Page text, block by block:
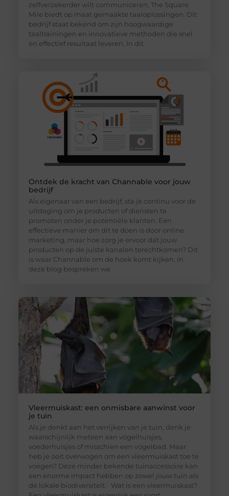
zelfverzekerder wilt communiceren, The Square
Mile biedt op maat gemaakte taaloplossingen. Dit
bedrijf staat bekend om zijn hoogwaardige
taaltrainingen en innovatieve methoden die snel
en effectief resultaat leveren. In dit
Ontdek de kracht van Channable voor jouw
bedrijf
Als eigenaar van een bedrijf, sta je continu voor de
uitdaging om je producten of diensten te
promoten onder je potentiële klanten. Een
effectieve manier om dit te doen is door online
marketing, maar hoe zorg je ervoor dat jouw
producten op de juiste kanalen terechtkomen? Dit
is waar Channable om de hoek komt kijken. In
deze blog bespreken we
Vleermuiskast: een onmisbare aanwinst voor
je tuin
Als je denkt aan het verrijken van je tuin, denk je
waarschijnlijk meteen aan vogelhuisjes,
voederhuisjes of misschien een vogelbad. Maar
heb je ooit overwogen om een vleermuiskast toe te
voegen? Deze minder bekende tuinaccessoire kan
een enorme impact hebben op zowel jouw tuin als
de lokale biodiversiteit. Wat is een vleermuiskast?